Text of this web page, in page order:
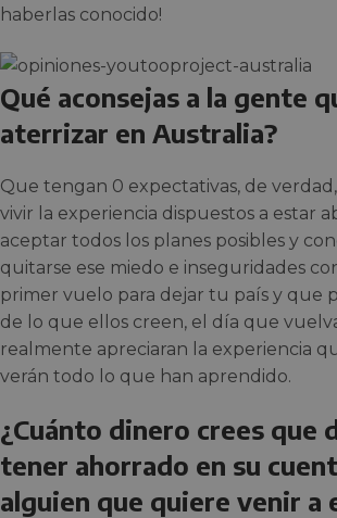
haberlas conocido!
Qué aconsejas a la gente
aterrizar en Australia?
Que tengan 0 expectativas, de
vivir la experiencia dispuestos a estar
aceptar todos los planes posibles y
quitarse ese miedo e inseguridades
primer vuelo para dejar tu país y que
de lo que ellos creen, el día que
realmente apreciaran la experiencia
verán todo lo que han aprendido.
¿Cuánto dinero crees que
tener ahorrado en su
alguien que quiere venir a